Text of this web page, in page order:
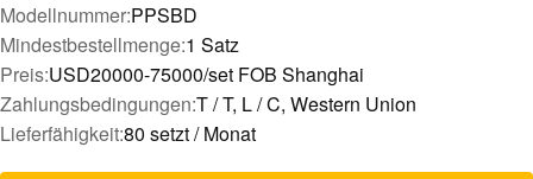
Modellnummer:PPSBD
Mindestbestellmenge:1 Satz
Preis:USD20000-75000/set FOB Shanghai
Zahlungsbedingungen:T / T, L / C, Western Union
Lieferfähigkeit:80 setzt / Monat